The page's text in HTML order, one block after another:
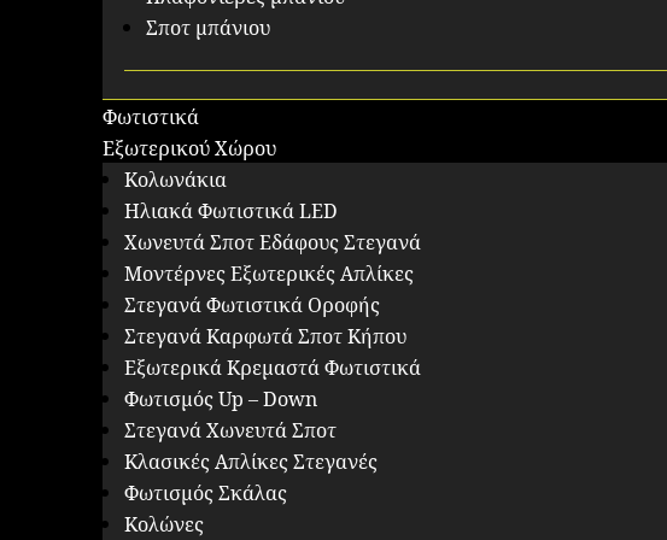
Σποτ μπάνιου
Φωτιστικά
Εξωτερικού Χώρου
Κολωνάκια
Ηλιακά Φωτιστικά LED
Χωνευτά Σποτ Εδάφους Στεγανά
Μοντέρνες Εξωτερικές Απλίκες
Στεγανά Φωτιστικά Οροφής
Στεγανά Καρφωτά Σποτ Κήπου
Εξωτερικά Κρεμαστά Φωτιστικά
Φωτισμός Up – Down
Στεγανά Χωνευτά Σποτ
Κλασικές Απλίκες Στεγανές
Φωτισμός Σκάλας
Κολώνες